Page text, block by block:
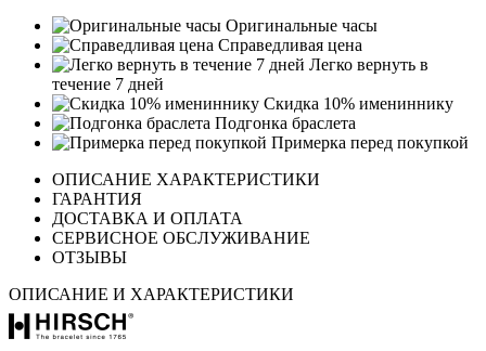
Оригинальные часы
Справедливая цена
Легко вернуть в
течение 7 дней
Скидка 10% имениннику
Подгонка браслета
Примерка перед покупкой
ОПИСАНИЕ ХАРАКТЕРИСТИКИ
ГАРАНТИЯ
ДОСТАВКА И ОПЛАТА
СЕРВИСНОЕ ОБСЛУЖИВАНИЕ
ОТЗЫВЫ
ОПИСАНИЕ И ХАРАКТЕРИСТИКИ